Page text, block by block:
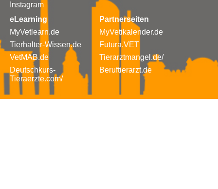
Instagram
eLearning
MyVetlearn.de
Tierhalter-Wissen.de
VetMAB.de
Deutschkurs-
Tieraerzte.com/
Partnerseiten
MyVetikalender.de
Futura.VET
Tierarztmangel.de/
Beruftierarzt.de